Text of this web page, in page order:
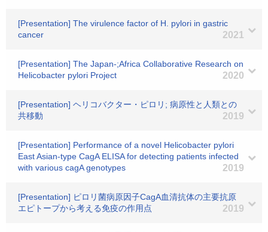
[Presentation] The virulence factor of H. pylori in gastric
cancer
2021
[Presentation] The Japan-;Africa Collaborative Research on
Helicobacter pylori Project
2020
[Presentation] ヘリコバクター・ピロリ; 病原性と人類との
共移動
2019
[Presentation] Performance of a novel Helicobacter pylori
East Asian-type CagA ELISA for detecting patients infected
with various cagA genotypes
2019
[Presentation] ピロリ菌病原因子CagA血清抗体の主要抗原
エピトープから考える免疫の作用点
2019